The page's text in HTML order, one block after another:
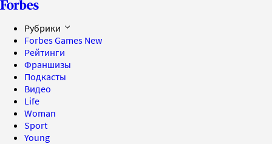
Рубрики
Forbes Games New
Рейтинги
Франшизы
Подкасты
Видео
Life
Woman
Sport
Young